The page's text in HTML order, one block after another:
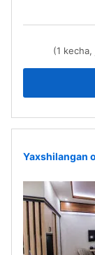
(1
Yaxshilangan